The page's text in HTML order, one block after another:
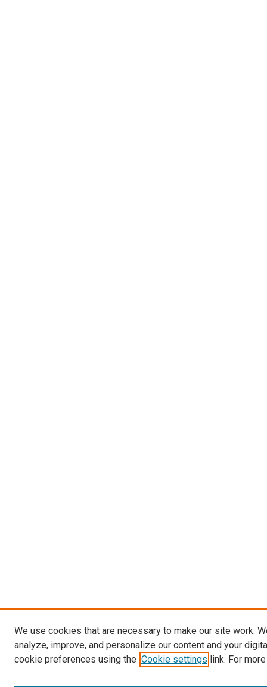
We use cookies that are necessary to make our site work.
analyze, improve, and personalize our content and your
cookie preferences using the Cookie settings link. For